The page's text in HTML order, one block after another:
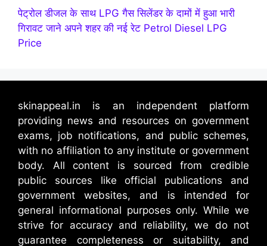
पेट्रोल डीजल के साथ LPG गैस सिलेंडर के दामों में हुआ भारी
गिरावट जाने अपने शहर की नई रेट Petrol Diesel LPG
Price
skinappeal.in is an independent platform
providing news and resources on government
exams, job notifications, and public schemes,
with no affiliation to any institute or government
body. All content is sourced from credible
public sources like official publications and
government websites, and is intended for
general informational purposes only. While we
strive for accuracy and reliability, we do not
guarantee completeness or suitability, and